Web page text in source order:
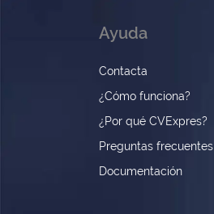
Ayuda
Contacta
¿Cómo funciona?
¿Por qué CVExpres?
Preguntas frecuentes
Documentación